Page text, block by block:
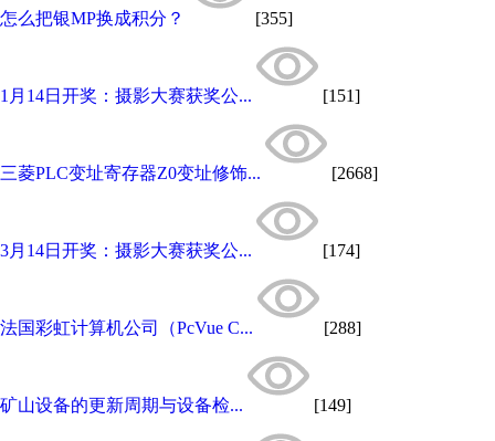
怎么把银MP换成积分？ [355]
1月14日开奖：摄影大赛获奖公... [151]
三菱PLC变址寄存器Z0变址修饰... [2668]
3月14日开奖：摄影大赛获奖公... [174]
法国彩虹计算机公司（PcVue C... [288]
矿山设备的更新周期与设备检... [149]